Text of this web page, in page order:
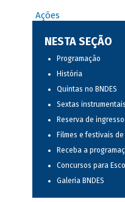
Ações
NESTA SEÇÃO
Programação
História
Quintas no BNDES
Sextas instrumentais
Reserva de
Filmes e festivais
Receba a
Concursos para
Galeria BNDES